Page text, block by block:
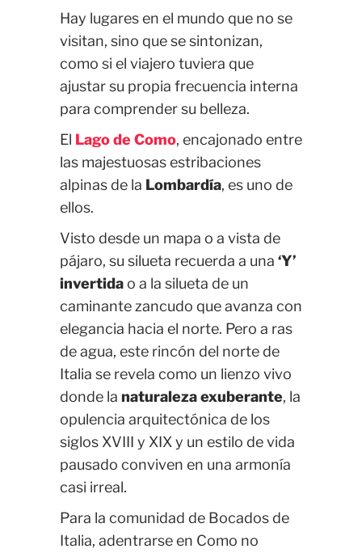
Hay lugares en el mundo que no se
visitan, sino que se sintonizan,
como si el viajero tuviera que
ajustar su propia frecuencia interna
para comprender su belleza.
El Lago de Como, encajonado entre
las majestuosas estribaciones
alpinas de la Lombardía, es uno de
ellos.
Visto desde un mapa o a vista de
pájaro, su silueta recuerda a una ‘Y’
invertidao a la silueta de un
caminante zancudo que avanza con
elegancia hacia el norte. Pero a ras
de agua, este rincón del norte de
Italia se revela como un lienzo vivo
donde la naturaleza exuberante, la
opulencia arquitectónica de los
siglos XVIII y XIX y un estilo de vida
pausado conviven en una armonía
casi irreal.
Para la comunidad de Bocados de
Italia, adentrarse en Como no